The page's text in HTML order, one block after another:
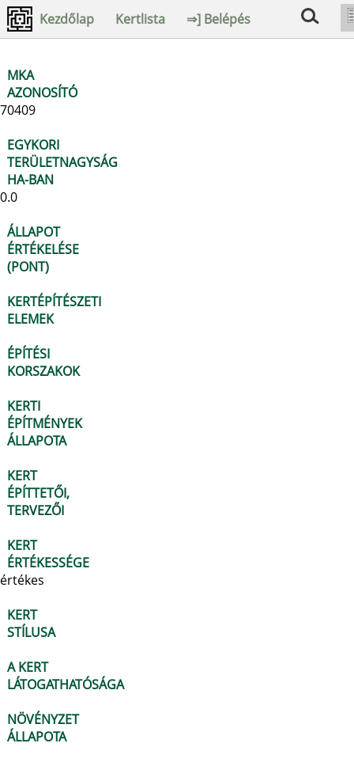
Kezdőlap Kertlista ⇒] Belépés
MKA
AZONOSÍTÓ
70409
EGYKORI
TERÜLETNAGYSÁG
HA-BAN
0.0
ÁLLAPOT
ÉRTÉKELÉSE
(PONT)
KERTÉPÍTÉSZETI
ELEMEK
ÉPÍTÉSI
KORSZAKOK
KERTI
ÉPÍTMÉNYEK
ÁLLAPOTA
KERT
ÉPÍTTETŐI,
TERVEZŐI
KERT
ÉRTÉKESSÉGE
értékes
KERT
STÍLUSA
A KERT
LÁTOGATHATÓSÁGA
NÖVÉNYZET
ÁLLAPOTA